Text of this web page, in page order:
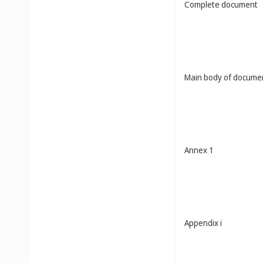
Complete document
Main body of
Annex 1
Appendix i